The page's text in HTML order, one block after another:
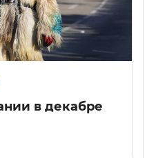
в декабре